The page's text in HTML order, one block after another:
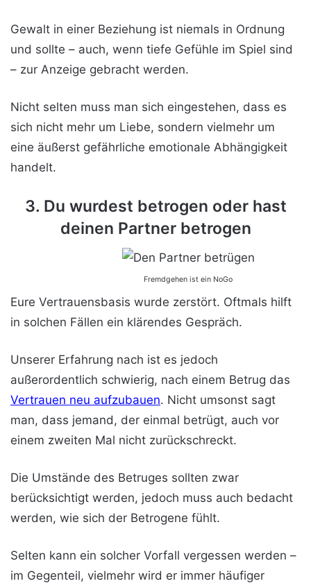
Gewalt in einer Beziehung ist niemals in Ordnung
und sollte – auch, wenn tiefe Gefühle im Spiel sind
– zur Anzeige gebracht werden.
Nicht selten muss man sich eingestehen, dass es
sich nicht mehr um Liebe, sondern vielmehr um
eine äußerst gefährliche emotionale Abhängigkeit
handelt.
3. Du wurdest betrogen oder hast
deinen Partner betrogen
Fremdgehen ist ein NoGo
Eure Vertrauensbasis wurde zerstört. Oftmals hilft
in solchen Fällen ein klärendes Gespräch.
Unserer Erfahrung nach ist es jedoch
außerordentlich schwierig, nach einem Betrug das
Vertrauen neu aufzubauen. Nicht umsonst sagt
man, dass jemand, der einmal betrügt, auch vor
einem zweiten Mal nicht zurückschreckt.
Die Umstände des Betruges sollten zwar
berücksichtigt werden, jedoch muss auch bedacht
werden, wie sich der Betrogene fühlt.
Selten kann ein solcher Vorfall vergessen werden –
im Gegenteil, vielmehr wird er immer häufiger